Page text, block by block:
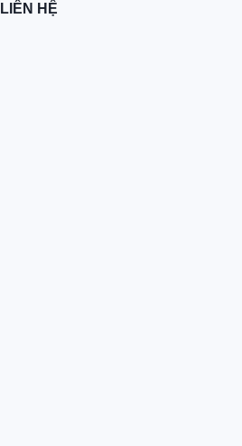
LIÊN HỆ